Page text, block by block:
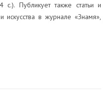
Публикует также статьи и
в журнале «Знамя»,